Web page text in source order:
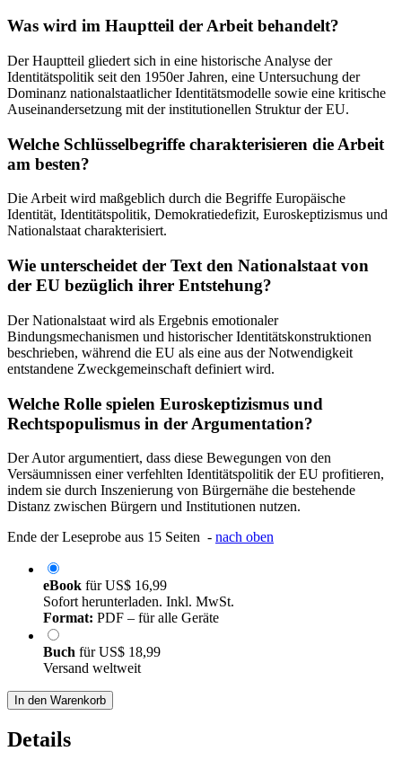
Was wird im Hauptteil der Arbeit behandelt?
Der Hauptteil gliedert sich in eine historische Analyse der
Identitätspolitik seit den 1950er Jahren, eine Untersuchung der
Dominanz nationalstaatlicher Identitätsmodelle sowie eine kritische
Auseinandersetzung mit der institutionellen Struktur der EU.
Welche Schlüsselbegriffe charakterisieren die Arbeit
am besten?
Die Arbeit wird maßgeblich durch die Begriffe Europäische
Identität, Identitätspolitik, Demokratiedefizit, Euroskeptizismus und
Nationalstaat charakterisiert.
Wie unterscheidet der Text den Nationalstaat von
der EU bezüglich ihrer Entstehung?
Der Nationalstaat wird als Ergebnis emotionaler
Bindungsmechanismen und historischer Identitätskonstruktionen
beschrieben, während die EU als eine aus der Notwendigkeit
entstandene Zweckgemeinschaft definiert wird.
Welche Rolle spielen Euroskeptizismus und
Rechtspopulismus in der Argumentation?
Der Autor argumentiert, dass diese Bewegungen von den
Versäumnissen einer verfehlten Identitätspolitik der EU profitieren,
indem sie durch Inszenierung von Bürgernähe die bestehende
Distanz zwischen Bürgern und Institutionen nutzen.
Ende der Leseprobe aus 15 Seiten - nach oben
eBook fürUS$ 16,99
Sofort herunterladen. Inkl. MwSt.
Format: PDF – für alle Geräte
Buch fürUS$ 18,99
Versand weltweit
In den Warenkorb
Details